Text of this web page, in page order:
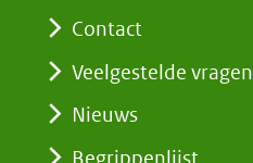
Contact
Veelgestelde vragen
Nieuws